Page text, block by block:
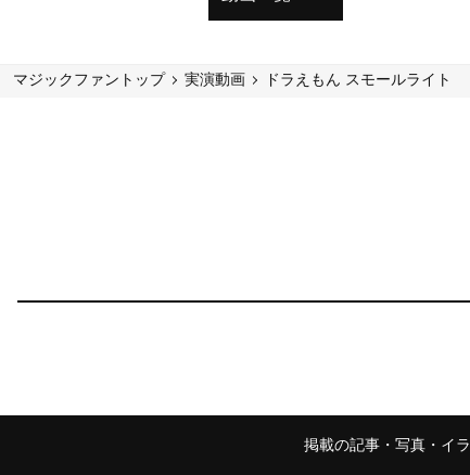
マジックファントップ 実演動画 ドラえもん スモールライト
掲載の記事・写真・イ